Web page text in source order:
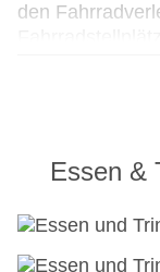
den
Check-out
Garage
Hotelsafe
Essen &